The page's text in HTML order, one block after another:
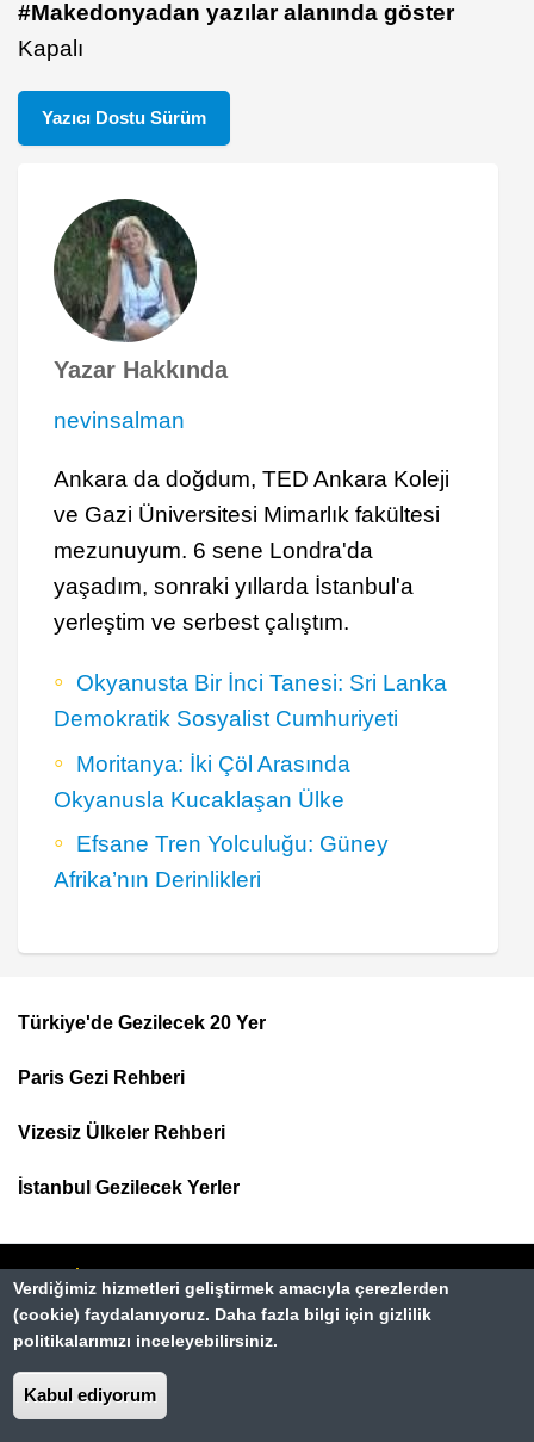
#Makedonyadan yazılar alanında göster
Kapalı
Yazıcı Dostu Sürüm
Yazar Hakkında
nevinsalman
Ankara da doğdum, TED Ankara Koleji
ve Gazi Üniversitesi Mimarlık fakültesi
mezunuyum. 6 sene Londra'da
yaşadım, sonraki yıllarda İstanbul'a
yerleştim ve serbest çalıştım.
Okyanusta Bir İnci Tanesi: Sri Lanka
Demokratik Sosyalist Cumhuriyeti
Moritanya: İki Çöl Arasında
Okyanusla Kucaklaşan Ülke
Efsane Tren Yolculuğu: Güney
Afrika’nın Derinlikleri
Top
Menu
Türkiye'de Gezilecek 20 Yer
Paris Gezi Rehberi
Vizesiz Ülkeler Rehberi
İstanbul Gezilecek Yerler
Dipnot
Hakkımızda
Verdiğimiz hizmetleri geliştirmek amacıyla çerezlerden
(cookie) faydalanıyoruz. Daha fazla bilgi için gizlilik
politikalarımızı inceleyebilirsiniz.
Kabul ediyorum